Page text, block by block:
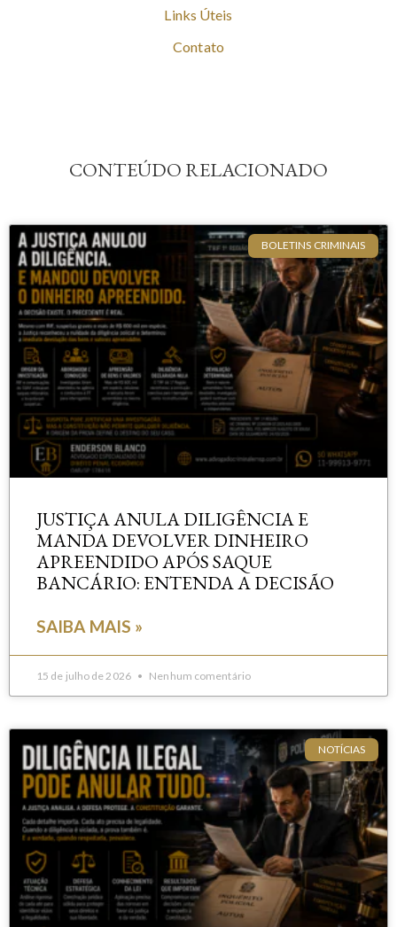
Links Úteis
Contato
CONTEÚDO RELACIONADO
BOLETINS CRIMINAIS
JUSTIÇA ANULA DILIGÊNCIA E
MANDA DEVOLVER DINHEIRO
APREENDIDO APÓS SAQUE
BANCÁRIO: ENTENDA A DECISÃO
SAIBA MAIS »
15 de julho de 2026 Nenhum comentário
NOTÍCIAS